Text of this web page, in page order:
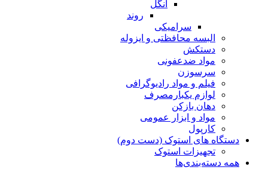
آنگل
روند
سرامیکی
البسه محافظتی و ایزوله
دستکش
مواد ضدعفونی
سرسوزن
فیلم و مواد رادیوگرافی
لوازم یکبارمصرف
دهان بازکن
مواد و ابزار عمومی
کارپول
دستگاه های استوک (دست دوم)
تجهیزات استوک
همه دسته‌بندی‌ها